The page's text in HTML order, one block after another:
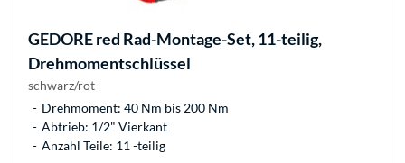
GEDOREred Rad-Montage-Set, 11-teilig,
Drehmomentschlüssel
schwarz/rot
Drehmoment: 40 Nm bis 200 Nm
Abtrieb: 1/2" Vierkant
Anzahl Teile: 11 -teilig